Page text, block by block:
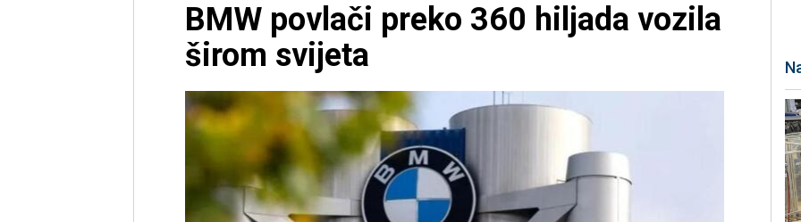
BMW povlači preko 360 hiljada vozila
širom svijeta